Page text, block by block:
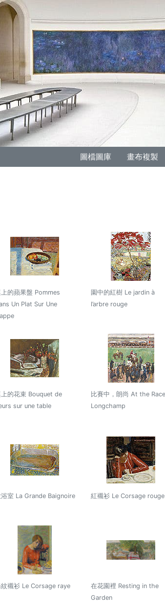
圖檔圖庫 畫布複製
上的蘋果盤 Pommes
Un Plat Sur Une
園中的紅樹 Le jardin à
l’arbre rouge
上的花束 Bouquet de
sur une table
比賽中，朗尚 At the
Longchamp
浴室 La Grande Baignoire 紅襯衫 Le Corsage rouge
襯衫 Le Corsage raye
在花園裡 Resting in the
Garden